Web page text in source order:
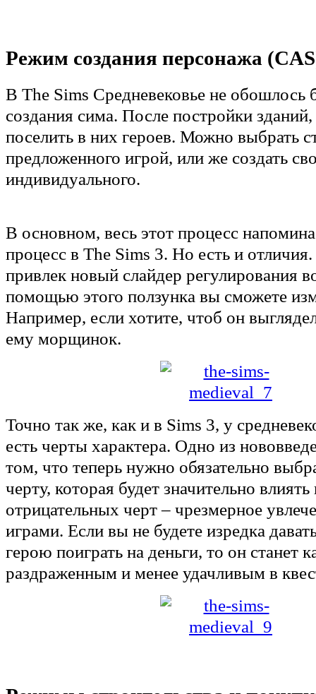
Режим создания персонажа
В The Sims Средневековье не обошлось
создания сима. После постройки
поселить в них героев. Можно выбрать
предложенного игрой, или же создать
индивидуального.
В основном, весь этот процесс
процесс в The Sims 3. Но есть и
привлек новый слайдер регулирования
помощью этого ползунка вы сможете
Например, если хотите, чтоб он
ему морщинок.
Точно так же, как и в Sims 3, у
есть черты характера. Одно из
том, что теперь нужно обязательно
черту, которая будет значительно
отрицательных черт – чрезмерное
играми. Если вы не будете изредка
герою поиграть на деньги, то он станет
раздраженным и менее удачливым в